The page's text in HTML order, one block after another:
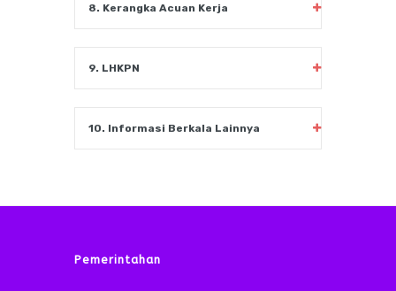
8. Kerangka Acuan Kerja
9. LHKPN
10. Informasi Berkala Lainnya
Pemerintahan